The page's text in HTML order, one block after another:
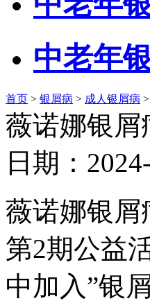
中老年
首页 > 银屑病 > 成人银屑病 >
薇诺娜银屑
日期：
薇诺娜银屑
第2期公益
中加入”银